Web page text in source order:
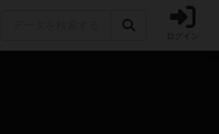
ログイン